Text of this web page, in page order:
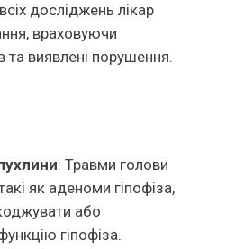
досліджень лікар
враховуючи
та виявлені порушення.
: Травми голови
як аденоми гіпофіза,
або
гіпофіза.